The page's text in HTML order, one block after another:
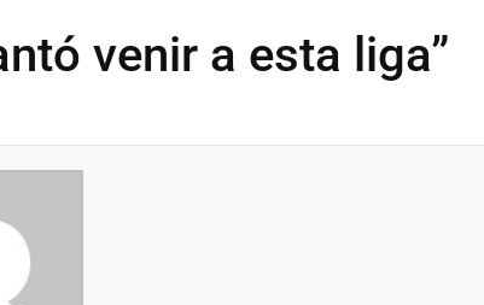
venir a esta liga”